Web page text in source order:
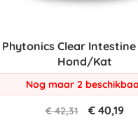
Phytonics Clear Intestine
Hond/Kat
Nog maar 2
€ 42,31 € 40,19